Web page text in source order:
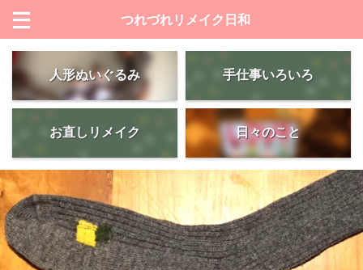
つれづれリメイク日和
人形ぬいぐるみ 手仕事いろいろ
お直しリメイク 日々のこと